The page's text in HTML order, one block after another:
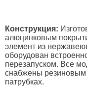
Конструкция:
алюцинковым
элемент из
оборудован
перезапуском. Все
снабжены резиновым
патрубках.